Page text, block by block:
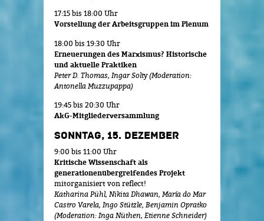
17:15 bis 18:00 Uhr
Vorstellung der Arbeitsgruppen im Plenum
18:00 bis 19:30 Uhr
Erneuerungen des Marxismus? Historische
und aktuelle Praktiken
Peter D. Thomas, Ingar Solty (Moderation:
Antonella Muzzupappa)
19:45 bis 20:30 Uhr
AkG-Mitgliederversammlung
SONNTAG, 15. DEZEMBER
9:00 bis 11:00 Uhr
Kritische Wissenschaft als
generationenübergreifendes Projekt
mitorganisiert von reflect!
Katharina Pühl, Nikita Dhawan, María do Mar
Castro Varela, Ingo Stützle, Benjamin Opratko
(Moderation: Inga Nüthen, Etienne Schneider)